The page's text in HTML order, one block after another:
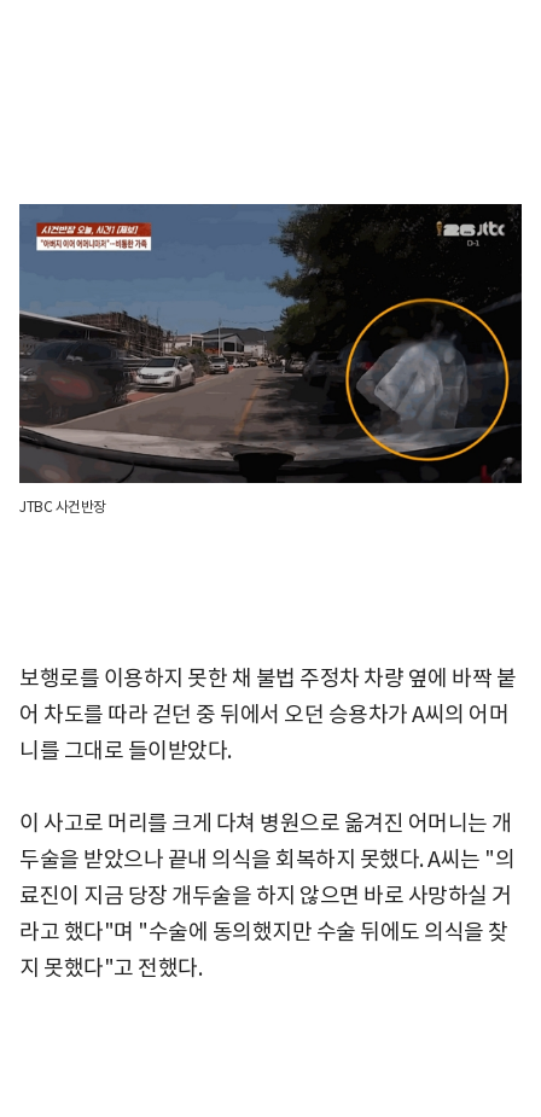
JTBC 사건반장
보행로를 이용하지 못한 채 불법 주정차 차량 옆에 바짝 붙
어 차도를 따라 걷던 중 뒤에서 오던 승용차가 A씨의 어머
니를 그대로 들이받았다.
이 사고로 머리를 크게 다쳐 병원으로 옮겨진 어머니는 개
두술을 받았으나 끝내 의식을 회복하지 못했다. A씨는 "의
료진이 지금 당장 개두술을 하지 않으면 바로 사망하실 거
라고 했다"며 "수술에 동의했지만 수술 뒤에도 의식을 찾
지 못했다"고 전했다.